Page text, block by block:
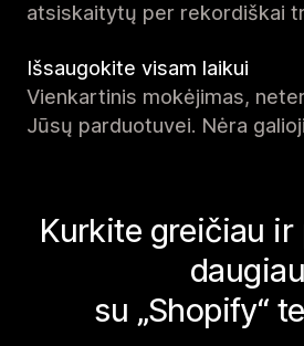
atsiskaitytų per rekordiškai
Išsaugokite visam laikui
Vienkartinis mokėjimas,
Jūsų parduotuvei. Nėra
Kurkite greičiau
daugiau
su „Shopify“